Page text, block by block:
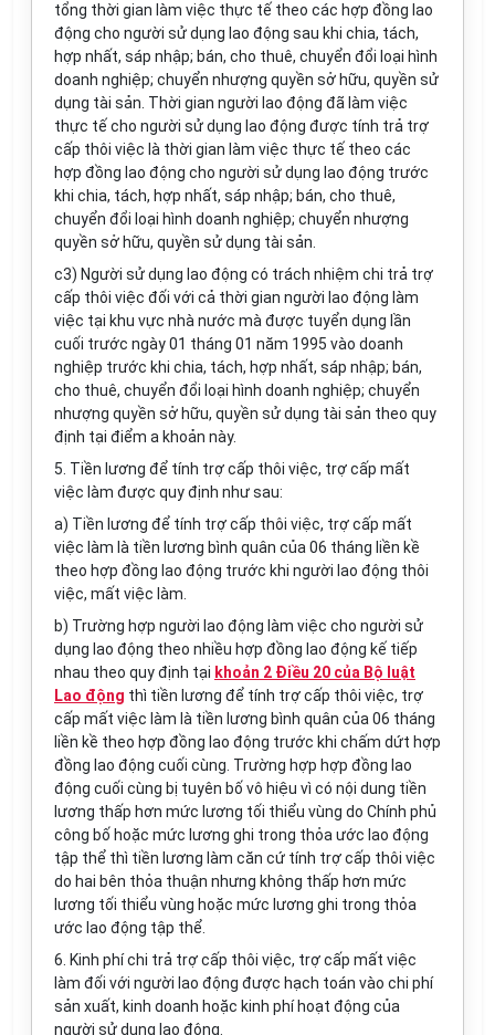
tổng thời gian làm việc thực tế theo các hợp đồng lao
động cho người sử dụng lao động sau khi chia, tách,
hợp nhất, sáp nhập; bán, cho thuê, chuyển đổi loại hình
doanh nghiệp; chuyển nhượng quyền sở hữu, quyền sử
dụng tài sản. Thời gian người lao động đã làm việc
thực tế cho người sử dụng lao động được tính trả trợ
cấp thôi việc là thời gian làm việc thực tế theo các
hợp đồng lao động cho người sử dụng lao động trước
khi chia, tách, hợp nhất, sáp nhập; bán, cho thuê,
chuyển đổi loại hình doanh nghiệp; chuyển nhượng
quyền sở hữu, quyền sử dụng tài sản.
c3) Người sử dụng lao động có trách nhiệm chi trả trợ
cấp thôi việc đối với cả thời gian người lao động làm
việc tại khu vực nhà nước mà được tuyển dụng lần
cuối trước ngày 01 tháng 01 năm 1995 vào doanh
nghiệp trước khi chia, tách, hợp nhất, sáp nhập; bán,
cho thuê, chuyển đổi loại hình doanh nghiệp; chuyển
nhượng quyền sở hữu, quyền sử dụng tài sản theo quy
định tại điểm a khoản này.
5. Tiền lương để tính trợ cấp thôi việc, trợ cấp mất
việc làm được quy định như sau:
a) Tiền lương để tính trợ cấp thôi việc, trợ cấp mất
việc làm là tiền lương bình quân của 06 tháng liền kề
theo hợp đồng lao động trước khi người lao động thôi
việc, mất việc làm.
b) Trường hợp người lao động làm việc cho người sử
dụng lao động theo nhiều hợp đồng lao động kế tiếp
nhau theo quy định tại khoản 2 Điều 20 của Bộ luật
Lao động thì tiền lương để tính trợ cấp thôi việc, trợ
cấp mất việc làm là tiền lương bình quân của 06 tháng
liền kề theo hợp đồng lao động trước khi chấm dứt hợp
đồng lao động cuối cùng. Trường hợp hợp đồng lao
động cuối cùng bị tuyên bố vô hiệu vì có nội dung tiền
lương thấp hơn mức lương tối thiểu vùng do Chính phủ
công bố hoặc mức lương ghi trong thỏa ước lao động
tập thể thì tiền lương làm căn cứ tính trợ cấp thôi việc
do hai bên thỏa thuận nhưng không thấp hơn mức
lương tối thiểu vùng hoặc mức lương ghi trong thỏa
ước lao động tập thể.
6. Kinh phí chi trả trợ cấp thôi việc, trợ cấp mất việc
làm đối với người lao động được hạch toán vào chi phí
sản xuất, kinh doanh hoặc kinh phí hoạt động của
người sử dụng lao động.